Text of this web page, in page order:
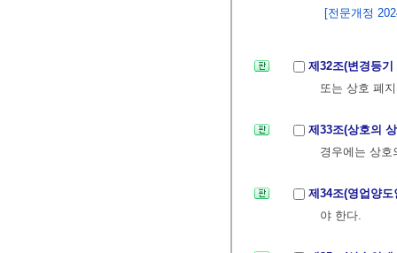
[전문개정
제32조(변경등
또는 상호 폐
제33조(상호의
경우에는 상
제34조(영업양
야 한다.